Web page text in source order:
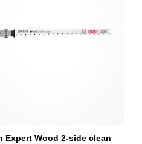
Expert Wood 2-side clean